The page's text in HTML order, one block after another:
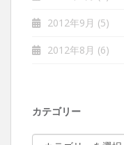
2012年9月 (5)
2012年8月 (6)
カテゴリー